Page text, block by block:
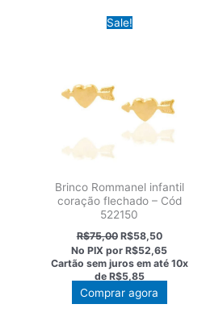
Sale!
Brinco Rommanel infantil
coração flechado – Cód
522150
R$75,00 O
preço
original
era:
R$75,00.
R$58,50O
preço
atual
é:
R$58,50.
No PIX porR$52,65
Cartão sem juros em até 10x
deR$5,85
Comprar agora